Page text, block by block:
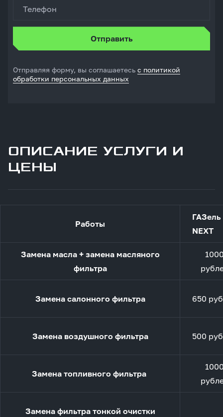
Телефон
Отправляя форму, вы соглашаетесь с политикой
обработки персональных данных
ОПИСАНИЕ УСЛУГИ И
ЦЕНЫ
Работы
ГАЗель
NEXT
Замена масла + замена масляного
фильтра
Замена салонного фильтра 650
Замена воздушного фильтра 500
Замена топливного фильтра
Замена фильтра тонкой очистки